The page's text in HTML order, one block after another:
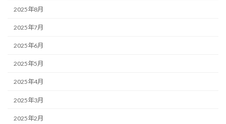
2025年8月
2025年7月
2025年6月
2025年5月
2025年4月
2025年3月
2025年2月